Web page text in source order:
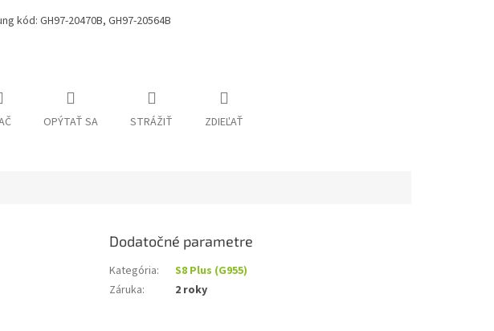
kód: GH97-20470B, GH97-20564B
OPÝTAŤ SA STRÁŽIŤ ZDIEĽAŤ
Dodatočné parametre
Kategória:
S8 Plus (G955)
Záruka: 2 roky